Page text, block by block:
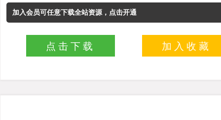
加入会员可任意下载全站资源，点击开通
点击下载 加入收藏